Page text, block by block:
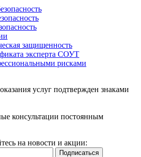
защищенность
эксперта СОУТ
рисками
услуг подтвержден знаками
консультации постоянным
на новости и акции: